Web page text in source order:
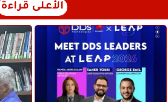
الأعلى قراءة